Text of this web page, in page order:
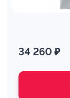
34 260 ₽